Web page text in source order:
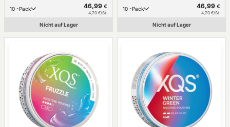
10 -Pack 46,99 €
4,70 €/St.
Nicht auf Lager
10 -Pack 46,99 €
4,70 €/St.
Nicht auf Lager